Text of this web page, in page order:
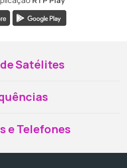
Satélites
e Telefones